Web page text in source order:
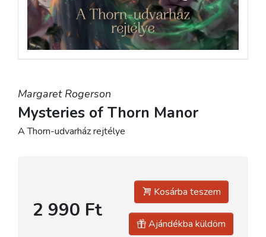
Margaret Rogerson
Mysteries of Thorn Manor
A Thorn-udvarház rejtélye
2 990 Ft
Kosárba teszem
Ajándékba küldöm